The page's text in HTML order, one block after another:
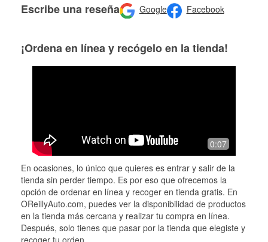
Escribe una reseña Google Facebook
¡Ordena en línea y recógelo en la tienda!
0:07
En ocasiones, lo único que quieres es entrar y salir de la
tienda sin perder tiempo. Es por eso que ofrecemos la
opción de ordenar en línea y recoger en tienda gratis. En
OReillyAuto.com, puedes ver la disponibilidad de productos
en la tienda más cercana y realizar tu compra en línea.
Después, solo tienes que pasar por la tienda que elegiste y
recoger tu orden.